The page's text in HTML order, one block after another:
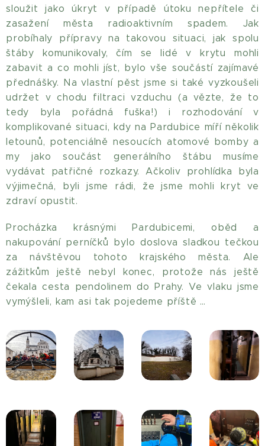
sloužit jako úkryt v případě útoku nepřítele či
zasažení města radioaktivním spadem. Jak
probíhaly přípravy na takovou situaci, jak spolu
štáby komunikovaly, čím se lidé v krytu mohli
zabavit a co mohli jíst, bylo vše součástí zajímavé
přednášky. Na vlastní pěst jsme si také vyzkoušeli
udržet v chodu filtraci vzduchu (a vězte, že to
tedy byla pořádná fuška!) i rozhodování v
komplikované situaci, kdy na Pardubice míří několik
letounů, potenciálně nesoucích atomové bomby a
my jako součást generálního štábu musíme
vydávat patřičné rozkazy. Ačkoliv prohlídka byla
výjimečná, byli jsme rádi, že jsme mohli kryt ve
zdraví opustit.
Procházka krásnými Pardubicemi, oběd a
nakupování perníčků bylo doslova sladkou tečkou
za návštěvou tohoto krajského města. Ale
zážitkům ještě nebyl konec, protože nás ještě
čekala cesta pendolinem do Prahy. Ve vlaku jsme
vymýšleli, kam asi tak pojedeme příště …